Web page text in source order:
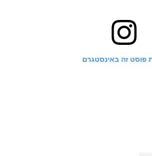
פוסט זה באינסטגרם